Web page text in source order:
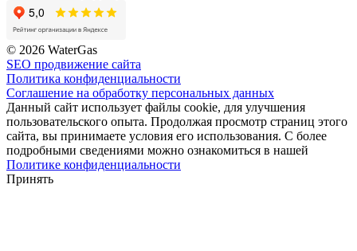
© 2026 WaterGas
SEO продвижение сайта
Политика конфиденциальности
Соглашение на обработку персональных данных
Данный сайт использует файлы cookie, для улучшения
пользовательского опыта. Продолжая просмотр страниц этого
сайта, вы принимаете условия его использования. С более
подробными сведениями можно ознакомиться в нашей
Политике конфиденциальности
Принять